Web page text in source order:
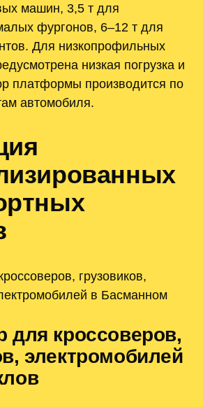
машин, 3,5 т для
фургонов, 6–12 т для
Для низкопрофильных
низкая погрузка и
платформы производится по
автомобиля.
грузовиков,
в Басманном
для кроссоверов,
электромобилей